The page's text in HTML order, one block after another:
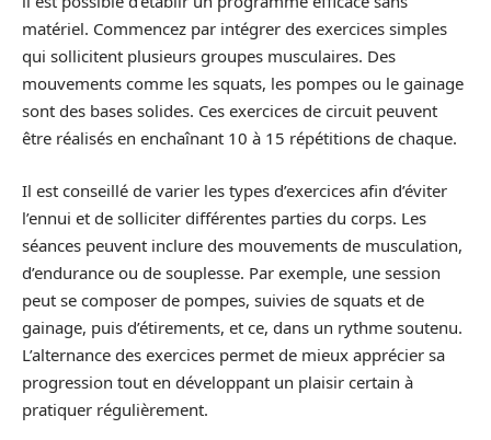
matériel. Commencez par intégrer des exercices simples
qui sollicitent plusieurs groupes musculaires. Des
mouvements comme les squats, les pompes ou le gainage
sont des bases solides. Ces exercices de circuit peuvent
être réalisés en enchaînant 10 à 15 répétitions de chaque.
Il est conseillé de varier les types d’exercices afin d’éviter
l’ennui et de solliciter différentes parties du corps. Les
séances peuvent inclure des mouvements de musculation,
d’endurance ou de souplesse. Par exemple, une session
peut se composer de pompes, suivies de squats et de
gainage, puis d’étirements, et ce, dans un rythme soutenu.
L’alternance des exercices permet de mieux apprécier sa
progression tout en développant un plaisir certain à
pratiquer régulièrement.